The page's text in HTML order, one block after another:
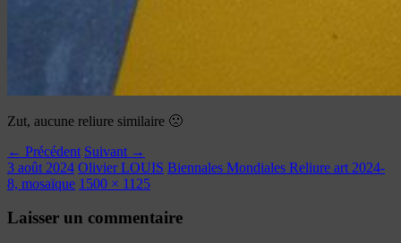
Zut, aucune reliure similaire 🙁
← Précédent Suivant →
3 août 2024 Olivier LOUIS Biennales Mondiales Reliure art 2024-
8, mosaïque 1500 × 1125
Laisser un commentaire